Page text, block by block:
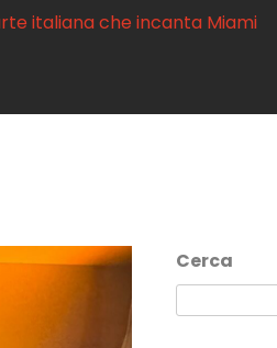
italiana che incanta Miami
Cerca